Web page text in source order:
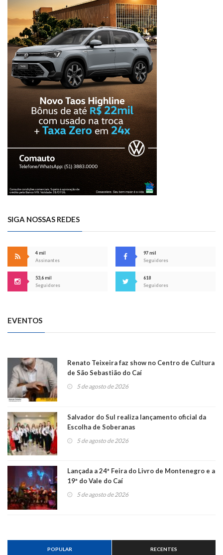
SIGA NOSSAS REDES
4 mil
Assinantes
97 mil
Seguidores
53,6 mil
Seguidores
618
Seguidores
EVENTOS
Renato Teixeira faz show no Centro de Cultura
de São Sebastião do Caí
5 de agosto de 2026
Salvador do Sul realiza lançamento oficial da
Escolha de Soberanas
5 de agosto de 2026
Lançada a 24ª Feira do Livro de Montenegro e a
19ª do Vale do Caí
5 de agosto de 2026
POPULAR RECENTES